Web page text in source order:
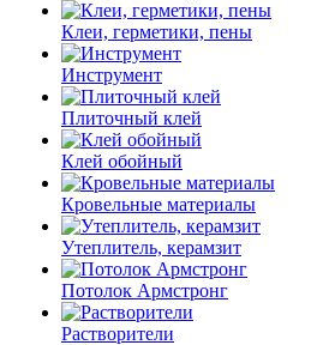
Клеи, герметики, пены
Инструмент
Плиточный клей
Клей обойный
Кровельные материалы
Утеплитель, керамзит
Потолок Армстронг
Растворители